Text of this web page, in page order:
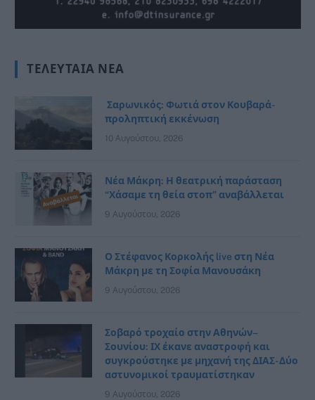
ΤΕΛΕΥΤΑΊΑ ΝΈΑ
Σαρωνικός: Φωτιά στον Κουβαρά-
προληπτική εκκένωση
10 Αυγούστου, 2026
Νέα Μάκρη: Η θεατρική παράσταση
“Χάσαμε τη θεία στοπ” αναβάλλεται
9 Αυγούστου, 2026
Ο Στέφανος Κορκολής live στη Νέα
Μάκρη με τη Σοφία Μανουσάκη
9 Αυγούστου, 2026
Σοβαρό τροχαίο στην Αθηνών–
Σουνίου: ΙΧ έκανε αναστροφή και
συγκρούστηκε με μηχανή της ΔΙΑΣ- Δύο
αστυνομικοί τραυματίστηκαν
9 Αυγούστου, 2026